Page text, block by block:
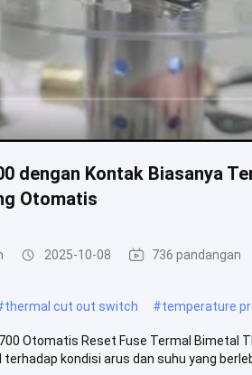
dengan Kontak Biasanya
Otomatis
2025-10-08 736 pandangan
thermal cut out switch #temperature
Otomatis Reset Fuse Termal Bimetal
kondisi arus dan suhu yang